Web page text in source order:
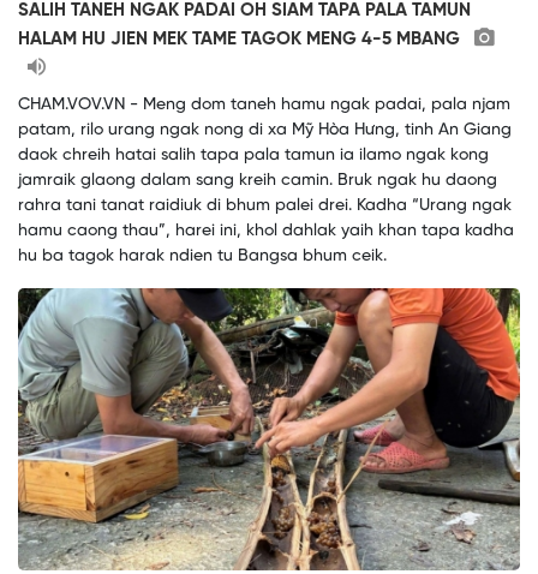
SALIH TANEH NGAK PADAI OH SIAM TAPA PALA TAMUN
HALAM HU JIEN MEK TAME TAGOK MENG 4-5 MBANG
CHAM.VOV.VN - Meng dom taneh hamu ngak padai, pala njam
patam, rilo urang ngak nong di xa Mỹ Hòa Hưng, tinh An Giang
daok chreih hatai salih tapa pala tamun ia ilamo ngak kong
jamraik glaong dalam sang kreih camin. Bruk ngak hu daong
rahra tani tanat raidiuk di bhum palei drei. Kadha “Urang ngak
hamu caong thau”, harei ini, khol dahlak yaih khan tapa kadha
hu ba tagok harak ndien tu Bangsa bhum ceik.